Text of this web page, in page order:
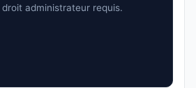
administrateur requis.